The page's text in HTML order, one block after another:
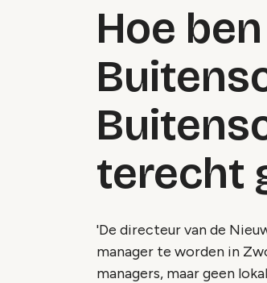
Hoe
terecht
'De directeur van de
manager te worden in
managers, maar geen